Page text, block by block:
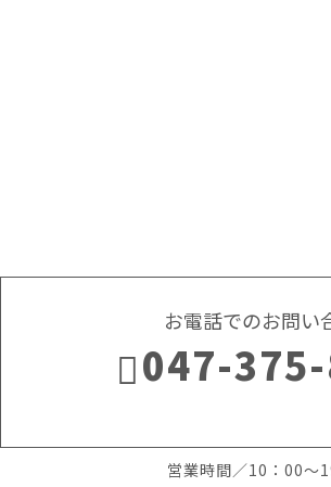
お電話でのお問い
047-
営業時間／10：00～